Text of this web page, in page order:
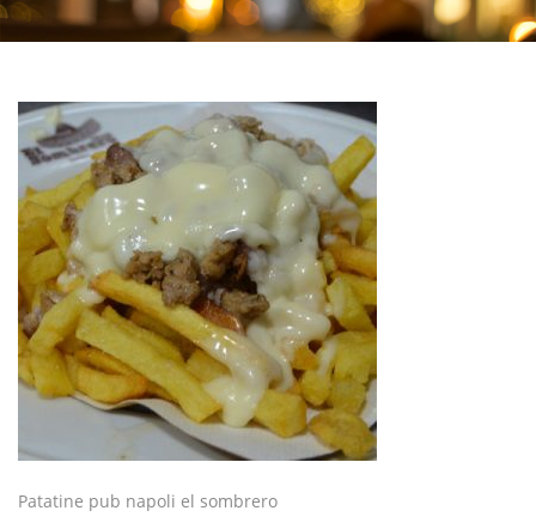
Patatine pub napoli el sombrero